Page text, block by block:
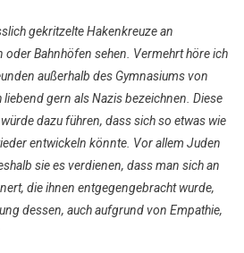
gekritzelte Hakenkreuze an
Bahnhöfen sehen. Vermehrt höre ich
außerhalb des Gymnasiums von
gern als Nazis bezeichnen. Diese
dazu führen, dass sich so etwas wie
entwickeln könnte. Vor allem Juden
sie es verdienen, dass man sich an
die ihnen entgegengebracht wurde,
dessen, auch aufgrund von Empathie,